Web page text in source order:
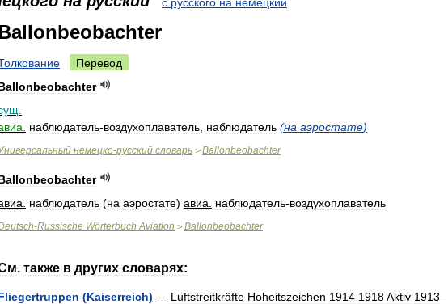
Перевод
наблюдатель-воздухоплаватель наблюдатель (на аэростате)
немецко-русский словарь > Ballonbeobachter
наблюдатель (на аэростате) авиа наблюдатель-воздухоплаватель
-Russische Wörterbuch Aviation > Ballonbeobachter
. также в других словарях:
(Kaiserreich) — Luftstreitkräfte Hoheitszeichen 1914 1918Aktiv 1913–